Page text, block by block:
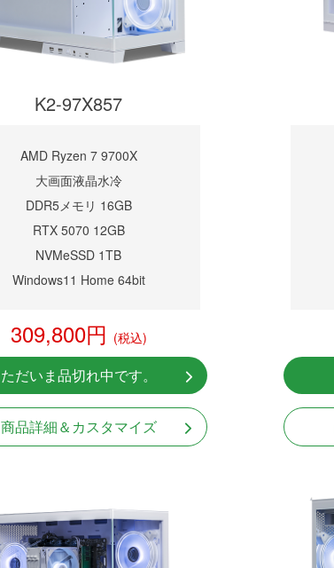
K2-97X857
AMD Ryzen 7 9700X
大画面液晶水冷
DDR5メモリ 16GB
RTX 5070 12GB
NVMeSSD 1TB
Windows11 Home 64bit
309,800円 (税込)
ただいま品切れ中です。
商品詳細＆カスタマイズ